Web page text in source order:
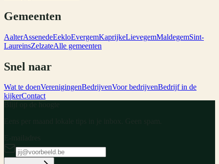
Gemeenten
AalterAssenedeEekloEvergemKaprijkeLievegemMaldegemSint-
LaureinsZelzateAlle gemeenten
Snel naar
Wat te doenVerenigingenBedrijvenVoor bedrijvenBedrijf in de
kijkerContact